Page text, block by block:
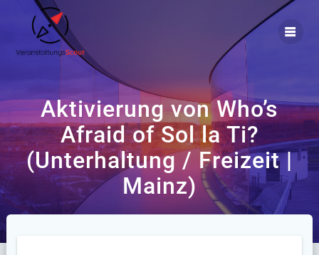
Aktivierung von Who’s
Afraid of Sol la Ti?
(Unterhaltung / Freizeit |
Mainz)